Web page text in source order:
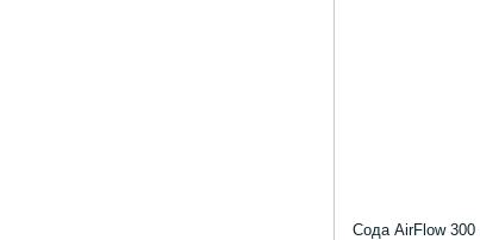
Сода AirFlow 300